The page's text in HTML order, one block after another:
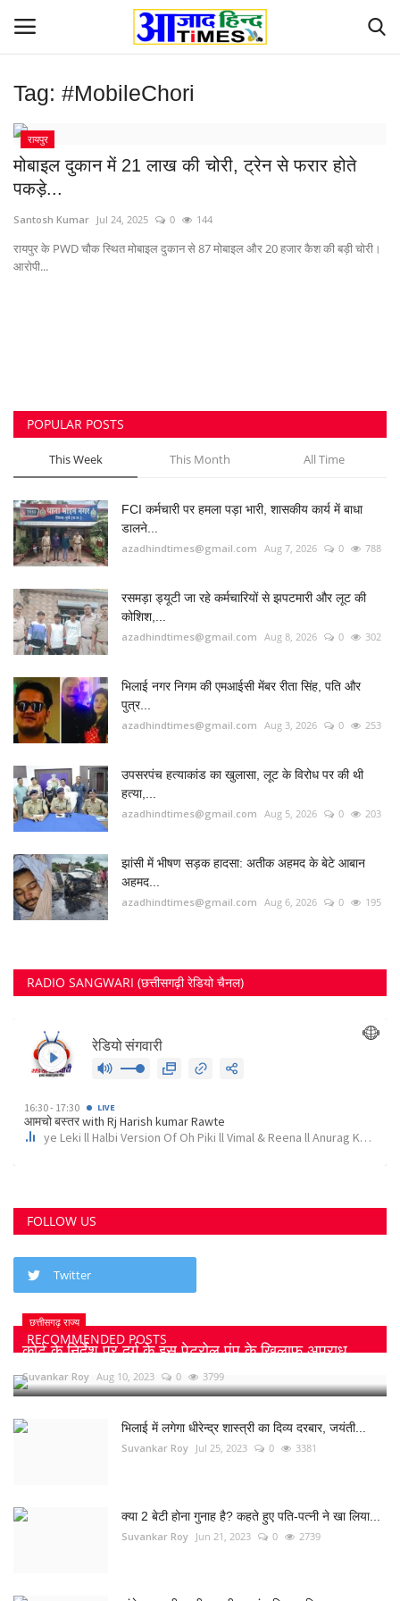
Login Register
Home
Contact
मनोरंजन
सेहत
धर्म
करियर
राशिफल
खेल
बिजनेस
वीडियो
Tag: #MobileChori
रायपुर
मोबाइल दुकान में 21 लाख की चोरी, ट्रेन से फरार होते
पकड़े...
Santosh Kumar Jul 24, 2025 0 144
रायपुर के PWD चौक स्थित मोबाइल दुकान से 87 मोबाइल और 20 हजार कैश की बड़ी चोरी।
आरोपी...
POPULAR POSTS
This Week This Month All Time
FCI कर्मचारी पर हमला पड़ा भारी, शासकीय कार्य में बाधा
डालने...
azadhindtimes@gmail.com Aug 7, 2026 0 788
रसमड़ा ड्यूटी जा रहे कर्मचारियों से झपटमारी और लूट की
कोशिश,...
azadhindtimes@gmail.com Aug 8, 2026 0 302
भिलाई नगर निगम की एमआईसी मेंबर रीता सिंह, पति और
पुत्र...
azadhindtimes@gmail.com Aug 3, 2026 0 253
उपसरपंच हत्याकांड का खुलासा, लूट के विरोध पर की थी
हत्या,...
azadhindtimes@gmail.com Aug 5, 2026 0 203
झांसी में भीषण सड़क हादसा: अतीक अहमद के बेटे आबान
अहमद...
azadhindtimes@gmail.com Aug 6, 2026 0 195
RADIO SANGWARI (छत्तीसगढ़ी रेडियो चैनल)
FOLLOW US
Twitter
RECOMMENDED POSTS
छत्तीसगढ़ राज्य
कोर्ट के निर्देश पर दुर्ग के इस पेट्रोल पंप के खिलाफ अपराध...
Suvankar Roy Aug 10, 2023 0 3799
भिलाई में लगेगा धीरेन्द्र शास्त्री का दिव्य दरबार, जयंती...
Suvankar Roy Jul 25, 2023 0 3381
क्या 2 बेटी होना गुनाह है? कहते हुए पति-पत्नी ने खा लिया...
Suvankar Roy Jun 21, 2023 0 2739